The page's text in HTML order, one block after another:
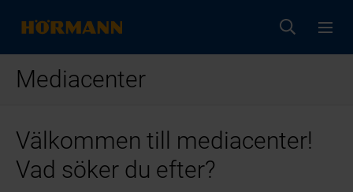
Mediacenter
Välkommen till mediacenter!
Vad söker du efter?